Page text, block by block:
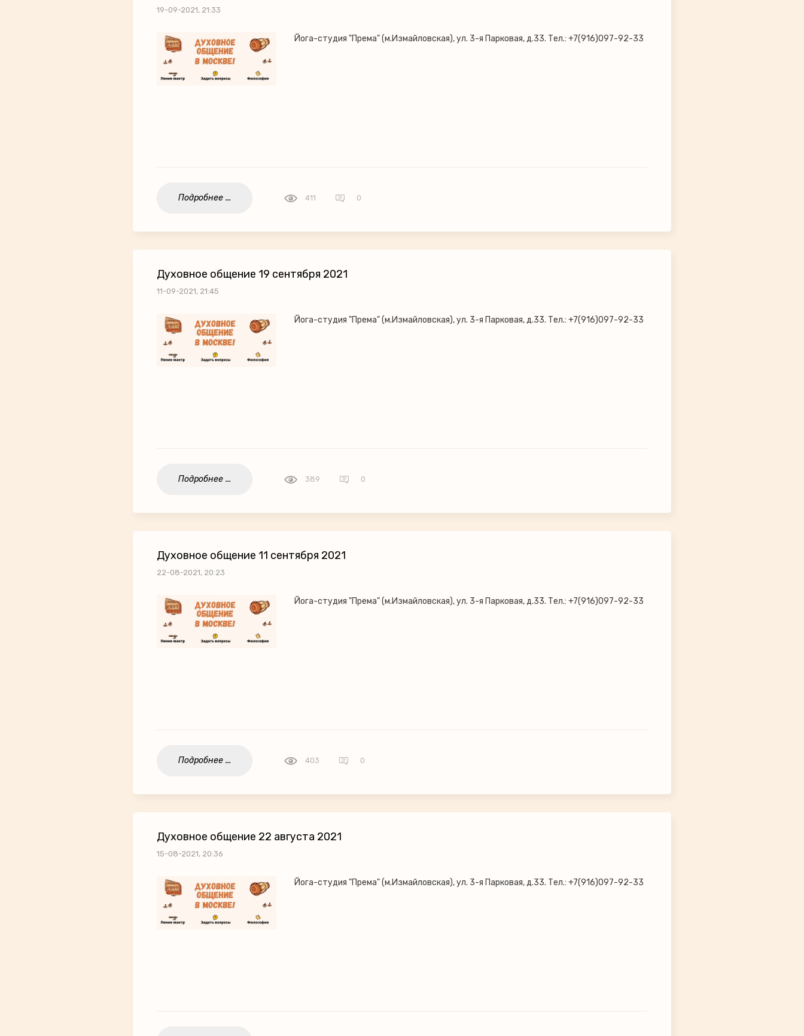
19-09-2021, 21:33
Йога-студия "Према" (м.Измайловская), ул. 3-я Парковая, д.33. Тел.: +7(916)097-92-33
Подробнее ... 411 0
Духовное общение 19 сентября 2021
11-09-2021, 21:45
Йога-студия "Према" (м.Измайловская), ул. 3-я Парковая, д.33. Тел.: +7(916)097-92-33
Подробнее ... 389 0
Духовное общение 11 сентября 2021
22-08-2021, 20:23
Йога-студия "Према" (м.Измайловская), ул. 3-я Парковая, д.33. Тел.: +7(916)097-92-33
Подробнее ... 403 0
Духовное общение 22 августа 2021
15-08-2021, 20:36
Йога-студия "Према" (м.Измайловская), ул. 3-я Парковая, д.33. Тел.: +7(916)097-92-33